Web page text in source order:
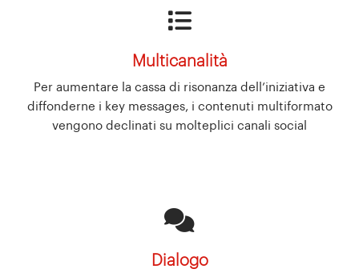
Multicanalità
​Per aumentare la cassa di risonanza dell’iniziativa e
diffonderne i key messages, i contenuti multiformato
vengono declinati su molteplici canali social
Dialogo